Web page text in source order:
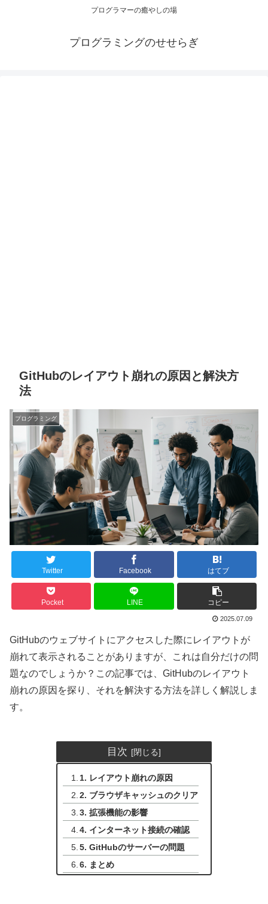
プログラマーの癒やしの場
プログラミングのせせらぎ
GitHubのレイアウト崩れの原因と解決方
法
プログラミング
Twitter Facebook はてブ
Pocket LINE コピー
2025.07.09
GitHubのウェブサイトにアクセスした際にレイアウトが
崩れて表示されることがありますが、これは自分だけの問
題なのでしょうか？この記事では、GitHubのレイアウト
崩れの原因を探り、それを解決する方法を詳しく解説しま
す。
目次
1. レイアウト崩れの原因
2. ブラウザキャッシュのクリア
3. 拡張機能の影響
4. インターネット接続の確認
5. GitHubのサーバーの問題
6. まとめ